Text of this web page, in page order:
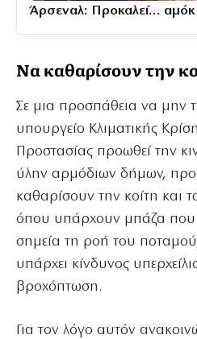
Άρσεναλ: Προκαλεί… αμόκ
Να καθαρίσουν την
Σε μια προσπάθεια να μην
υπουργείο Κλιματικής
Προστασίας προωθεί την
ύλην αρμόδιων δήμων,
καθαρίσουν την κοίτη και
όπου υπάρχουν μπάζα που
σημεία τη ροή του
υπάρχει κίνδυνος
βροχόπτωση.
Για τον λόγο αυτόν